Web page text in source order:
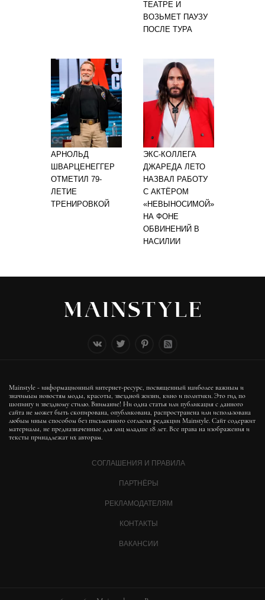
ТЕАТРЕ И
ВОЗЬМЕТ ПАУЗУ
ПОСЛЕ ТУРА
АРНОЛЬД
ШВАРЦЕНЕГГЕР
ОТМЕТИЛ 79-
ЛЕТИЕ
ТРЕНИРОВКОЙ
ЭКС-КОЛЛЕГА
ДЖАРЕДА ЛЕТО
НАЗВАЛ РАБОТУ
С АКТЁРОМ
«НЕВЫНОСИМОЙ»
НА ФОНЕ
ОБВИНЕНИЙ В
НАСИЛИИ
Mainstyle - информационный интернет-ресурс, посвященный наиболее важным и
значимым новостям моды, красоты, звездной жизни, кино и политики. Это гид по
шопингу и звездному стилю. Внимание! Ни одна статья или публикация с данного
сайта не может быть скопирована, опубликована, распространена или использована
любым иным способом без письменного согласия редакции Mainstyle. Сайт содержит
материалы, не предназначенные для лиц младше 18 лет. Все права на изображения и
тексты принадлежат их авторам.
СОГЛАШЕНИЯ И ПРАВИЛА
ПАРТНЁРЫ
РЕКЛАМОДАТЕЛЯМ
КОНТАКТЫ
ВАКАНСИИ